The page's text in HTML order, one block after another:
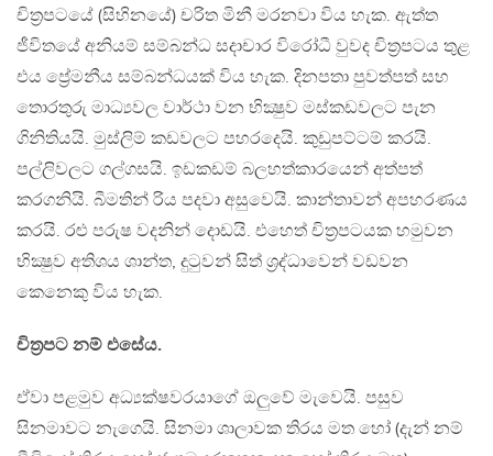
චිත්‍රපටයේ (සිහිනයේ) චරිත මිනී මරනවා විය හැක. ඇත්ත
ජීවිතයේ අනියම් සම්බන්ධ සදාචාර විරෝධී වුවද චිත්‍රපටය තුළ
එය ප්‍රේමනීය සම්බන්ධයක් විය හැක. දිනපතා පුවත්පත් සහ
තොරතුරු මාධ්‍යවල වාර්ථා වන භික්‍ෂුව මස්කඩවලට පැන
ගිනිතියයි. මුස්ලිම් කඩවලට පහරදෙයි. කුඩුපට්ටම් කරයි.
පල්ලිවලට ගල්ගසයි. ඉඩකඩම් බලහත්කාරයෙන් අත්පත්
කරගනියි. බීමතින් රිය පදවා අසුවෙයි. කාන්තාවන් අපහරණය
කරයි. රළු පරුෂ වදනින් දොඩයි. එහෙත් චිත්‍රපටයක හමුවන
භික්‍ෂුව අතිශය ශාන්ත, දුටුවන් සිත් ශ්‍රද්ධාවෙන් වඩවන
කෙනෙකු විය හැක.
චිත්‍රපට නම් එසේය.
ඒවා පළමුව අධ්‍යක්ෂවරයාගේ ඔලුවේ මැවෙයි. පසුව
සිනමාවට නැගෙයි. සිනමා ශාලාවක තිරය මත හෝ (දැන් නම්